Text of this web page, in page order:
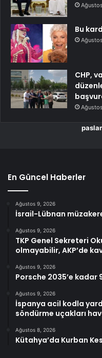
Bu
CHP,
En Güncel Haberler
Ağustos 9, 2026
İsrail-Lübnan
Ağustos 9, 2026
TKP Genel Sekreteri
olmayabilir, AKP’de
Ağustos 9, 2026
Porsche 2035’e kadar
Ağustos 9, 2026
İspanya acil kodla
söndürme uçakları
Ağustos 8, 2026
Kütahya’da Kurban